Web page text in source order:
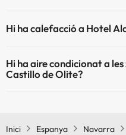
Hi ha calefacció a Hotel
Hi ha aire condicionat a
Castillo de Olite?
Inici
Espanya Navarra